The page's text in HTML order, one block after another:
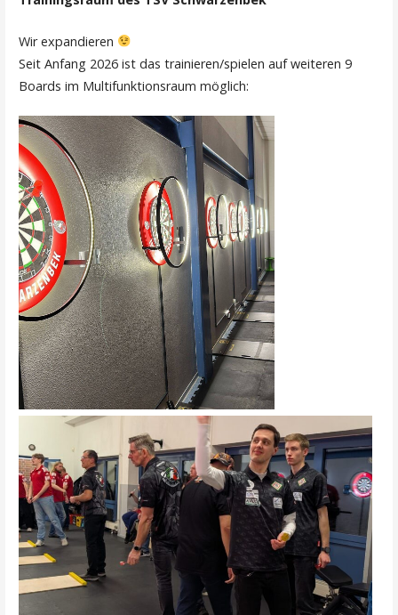
Wir expandieren
Seit Anfang 2026 ist das trainieren/spielen auf weiteren 9
Boards im Multifunktionsraum möglich: